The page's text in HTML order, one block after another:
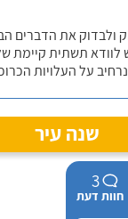
ולבדוק את
לוודא תשתית
על העלויות
שנה עיר
3
חוות דעת